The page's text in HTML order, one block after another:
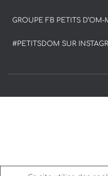
GROUPE FB PETITS D’OM-
#PETITSDOM SUR